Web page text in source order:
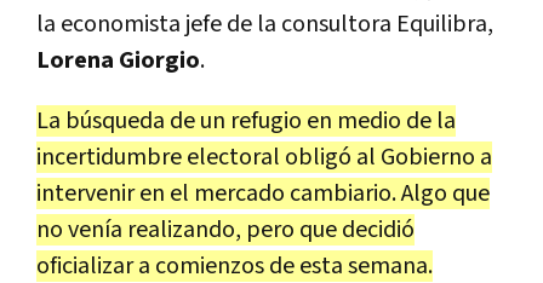
la economista jefe de la consultora Equilibra,
Lorena Giorgio.
La búsqueda de un refugio en medio de la
incertidumbre electoral obligó al Gobierno a
intervenir en el mercado cambiario. Algo que
no venía realizando, pero que decidió
oficializar a comienzos de esta semana.